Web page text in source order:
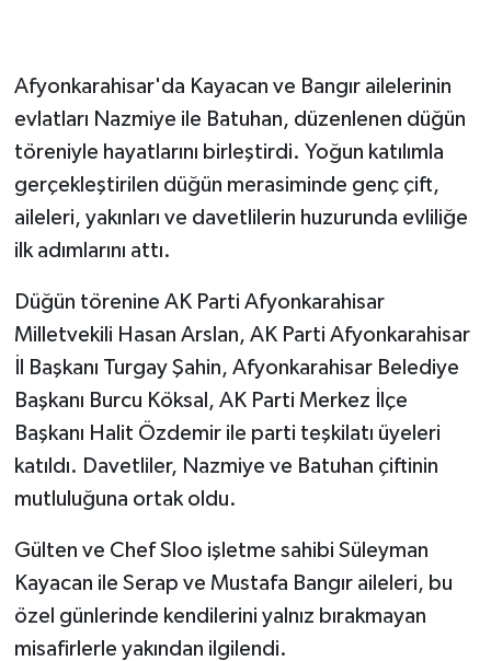
Afyonkarahisar'da Kayacan ve Bangır ailelerinin
evlatları Nazmiye ile Batuhan, düzenlenen düğün
töreniyle hayatlarını birleştirdi. Yoğun katılımla
gerçekleştirilen düğün merasiminde genç çift,
aileleri, yakınları ve davetlilerin huzurunda evliliğe
ilk adımlarını attı.
Düğün törenine AK Parti Afyonkarahisar
Milletvekili Hasan Arslan, AK Parti Afyonkarahisar
İl Başkanı Turgay Şahin, Afyonkarahisar Belediye
Başkanı Burcu Köksal, AK Parti Merkez İlçe
Başkanı Halit Özdemir ile parti teşkilatı üyeleri
katıldı. Davetliler, Nazmiye ve Batuhan çiftinin
mutluluğuna ortak oldu.
Gülten ve Chef Sloo işletme sahibi Süleyman
Kayacan ile Serap ve Mustafa Bangır aileleri, bu
özel günlerinde kendilerini yalnız bırakmayan
misafirlerle yakından ilgilendi.